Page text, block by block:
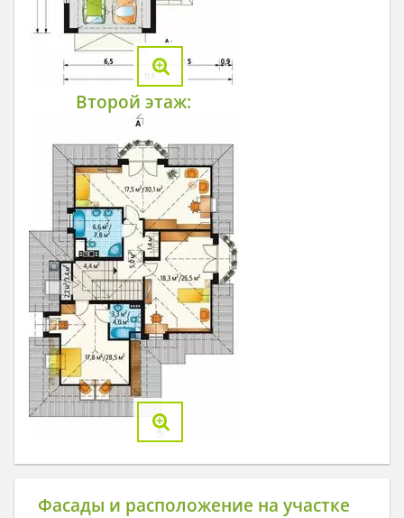
Второй этаж:
Фасады и расположение на участке